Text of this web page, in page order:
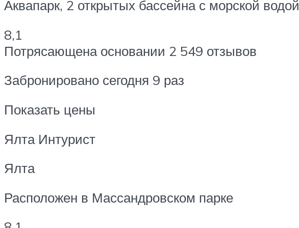
Аквапарк, 2 открытых бассейна с морской водой
8,1
Потрясающена основании 2 549 отзывов
Забронировано сегодня 9 раз
Показать цены
Ялта Интурист
Ялта
Расположен в Массандровском парке